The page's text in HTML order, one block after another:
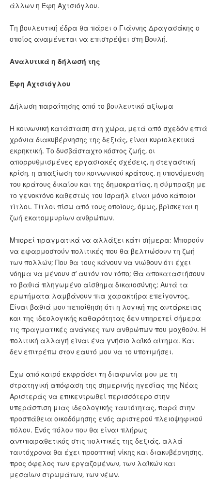
άλλων η Έφη Αχτσιόγλου.
Τη βουλευτική έδρα θα πάρει ο Γιάννης Δραγασάκης ο
οποίος αναμένεται να επιστρέψει στη Βουλή.
Αναλυτικά η δήλωσή της
Έφη Αχτσιόγλου
Δήλωση παραίτησης από το βουλευτικό αξίωμα
Η κοινωνική κατάσταση στη χώρα, μετά από σχεδόν επτά
χρόνια διακυβέρνησης της δεξιάς, είναι κυριολεκτικά
εκρηκτική. Το δυσβάσταχτο κόστος ζωής, οι
απορρυθμισμένες εργασιακές σχέσεις, η στεγαστική
κρίση, η απαξίωση του κοινωνικού κράτους, η υπονόμευση
του κράτους δικαίου και της δημοκρατίας, η σύμπραξη με
το γενοκτόνο καθεστώς του Ισραήλ είναι μόνο κάποιοι
τίτλοι. Τίτλοι πίσω από τους οποίους, όμως, βρίσκεται η
ζωή εκατομμυρίων ανθρώπων.
Μπορεί πραγματικά να αλλάξει κάτι σήμερα; Μπορούν
να εφαρμοστούν πολιτικές που θα βελτιώσουν τη ζωή
των πολλών; Που θα τους κάνουν να νιώθουν ότι έχει
νόημα να μένουν σ’ αυτόν τον τόπο; Θα αποκαταστήσουν
το βαθιά πληγωμένο αίσθημα δικαιοσύνης; Αυτά τα
ερωτήματα λαμβάνουν πια χαρακτήρα επείγοντος.
Είναι βαθιά μου πεποίθηση ότι η λογική της αυτάρκειας
και της ιδεολογικής καθαρότητας δεν υπηρετεί σήμερα
τις πραγματικές ανάγκες των ανθρώπων που μοχθούν. Η
πολιτική αλλαγή είναι ένα γνήσιο λαϊκό αίτημα. Και
δεν επιτρέπω στον εαυτό μου να το υποτιμήσει.
Έχω από καιρό εκφράσει τη διαφωνία μου με τη
στρατηγική απόφαση της σημερινής ηγεσίας της Νέας
Αριστεράς να επικεντρωθεί περισσότερο στην
υπεράσπιση μιας ιδεολογικής ταυτότητας, παρά στην
προσπάθεια οικοδόμησης ενός αριστερού πλειοψηφικού
πόλου. Ενός πόλου που θα είναι πλήρως
αντιπαραθετικός στις πολιτικές της δεξιάς, αλλά
ταυτόχρονα θα έχει προοπτική νίκης και διακυβέρνησης,
προς όφελος των εργαζομένων, των λαϊκών και
μεσαίων στρωμάτων, των νέων.